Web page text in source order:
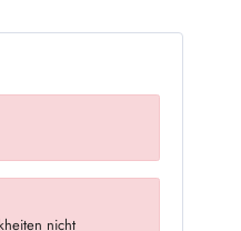
nicht